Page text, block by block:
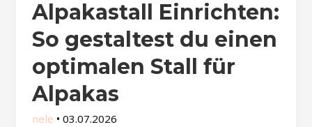
Alpakastall Einrichten:
So gestaltest du einen
optimalen Stall für
Alpakas
nele • 03.07.2026